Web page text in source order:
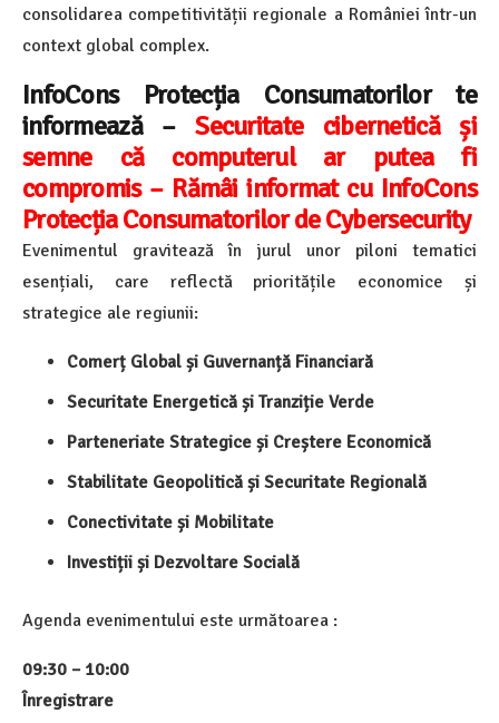
consolidarea competitivității regionale a României într-un
context global complex.
InfoCons Protecția Consumatorilor te
informează –Securitate cibernetică și
semne că computerul ar putea fi
compromis – Rămâi informat cu InfoCons
Protecția Consumatorilor de Cybersecurity
Evenimentul gravitează în jurul unor piloni tematici
esențiali, care reflectă prioritățile economice și
strategice ale regiunii:
Comerț Global și Guvernanță Financiară
Securitate Energetică și Tranziție Verde
Parteneriate Strategice și Creștere Economică
Stabilitate Geopolitică și Securitate Regională
Conectivitate și Mobilitate
Investiții și Dezvoltare Socială
Agenda evenimentului este următoarea :
09:30 – 10:00
Înregistrare